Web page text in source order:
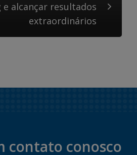
e alcançar resultados
extraordinários
contato conosco